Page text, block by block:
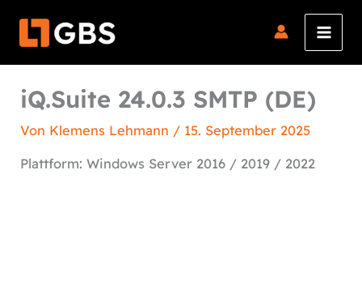
Inhalt
iQ.Suite 24.0.3 SMTP (DE)
Von Klemens Lehmann / 15. September 2025
Plattform: Windows Server 2016 / 2019 / 2022